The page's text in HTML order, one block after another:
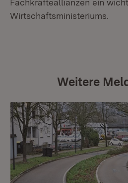
Fachkräfteallianzen ein
Wirtschaftsministeriums.
Weitere